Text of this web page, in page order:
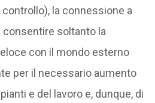
la connessione a
consentire soltanto la
con il mondo esterno
per il necessario aumento
e del lavoro e, dunque, di